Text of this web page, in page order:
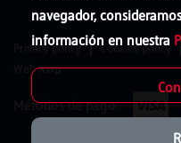
navegador,
información en nuestra
Privacy policy Cookies policy
Web map
Métodos de pago: